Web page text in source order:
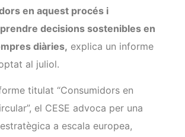
en aquest procés i
decisions sostenibles en
diàries, explica un informe
al juliol.
titulat “Consumidors en
el CESE advoca per una
a escala europea,